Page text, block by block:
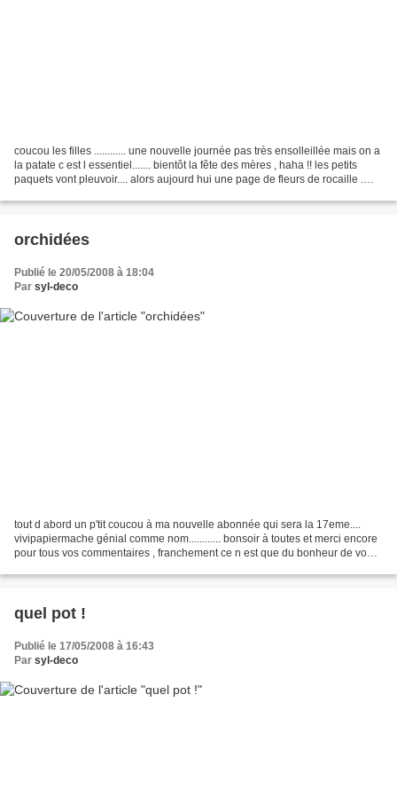
coucou les filles ............ une nouvelle journée pas très ensolleillée mais on a
la patate c est l essentiel....... bientôt la fête des mères , haha !! les petits
paquets vont pleuvoir.... alors aujourd hui une page de fleurs de rocaille .
orchidées
Publié le 20/05/2008 à 18:04
Par syl-deco
tout d abord un p'tit coucou à ma nouvelle abonnée qui sera la 17eme....
vivipapiermache génial comme nom............ bonsoir à toutes et merci encore
pour tous vos commentaires , franchement ce n est que du bonheur de vous
quel pot !
Publié le 17/05/2008 à 16:43
Par syl-deco